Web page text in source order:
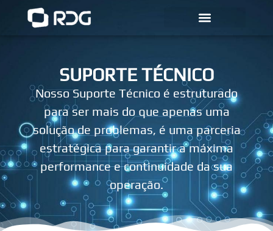
SUPORTE TÉCNICO
Nosso Suporte Técnico é estruturado
para ser mais do que apenas uma
solução de problemas, é uma parceria
estratégica para garantir a máxima
performance e continuidade da sua
operação.